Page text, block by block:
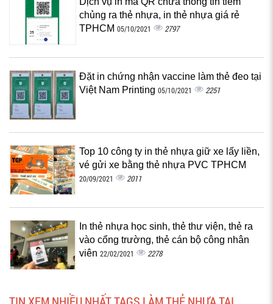
chủng ra thẻ nhựa, in thẻ nhựa giá rẻ
TPHCM 05/10/2021 2797
Đặt in chứng nhận vaccine làm thẻ đeo tại
Việt Nam Printing 05/10/2021 2251
Top 10 công ty in thẻ nhựa giữ xe lấy liền,
vé gửi xe bằng thẻ nhựa PVC TPHCM
20/09/2021 2011
In thẻ nhựa học sinh, thẻ thư viện, thẻ ra
vào cổng trường, thẻ cán bộ công nhân
viên 22/02/2021 2278